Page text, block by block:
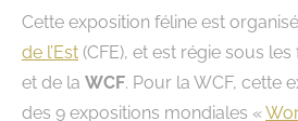
Cette exposition féline est
de l’Est (CFE), et est régie sous
et de la WCF. Pour la WCF, cette
des 9 expositions mondiales «